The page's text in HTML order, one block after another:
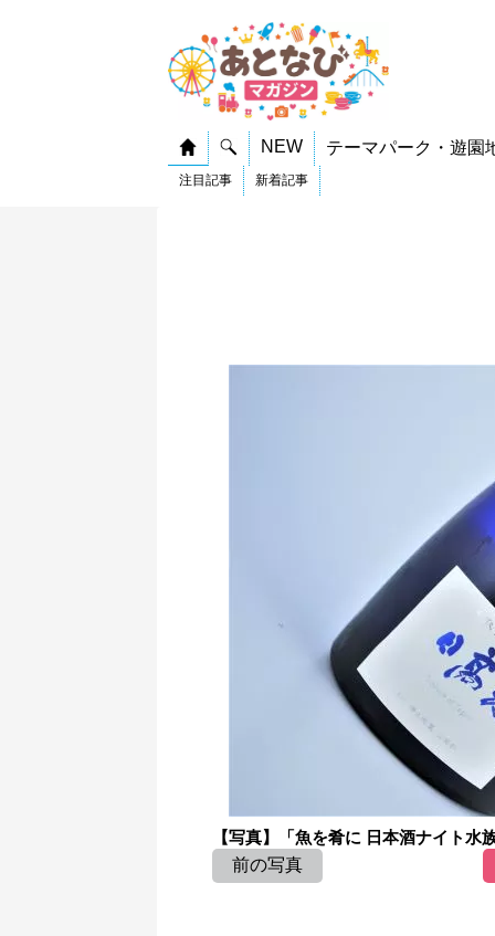
NEW テーマパーク・遊園
注目記事 新着記事
【写真】「魚を肴に 日本酒ナイト
前の写真